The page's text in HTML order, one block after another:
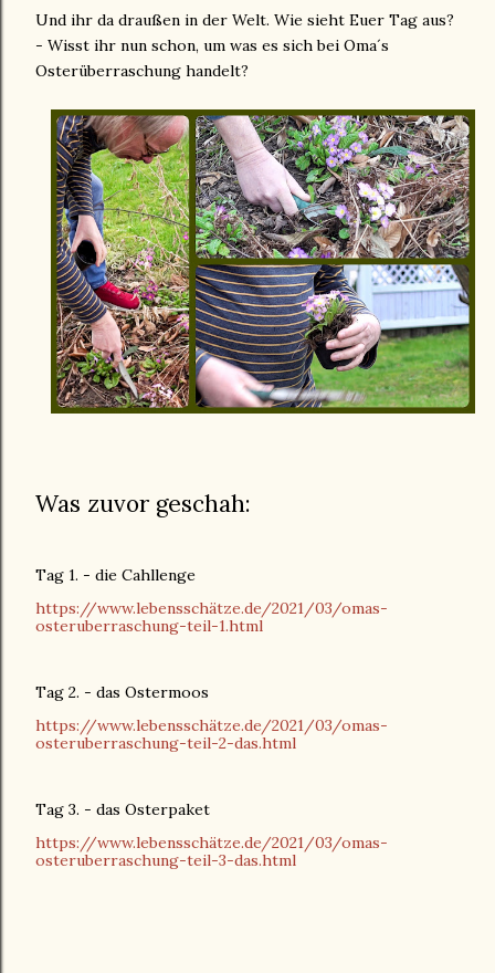
Und ihr da draußen in der Welt. Wie sieht Euer Tag aus?
- Wisst ihr nun schon, um was es sich bei Oma´s
Osterüberraschung handelt?
Was zuvor geschah:
Tag 1. - die Cahllenge
https://www.lebensschätze.de/2021/03/omas-
osteruberraschung-teil-1.html
Tag 2. - das Ostermoos
https://www.lebensschätze.de/2021/03/omas-
osteruberraschung-teil-2-das.html
Tag 3. - das Osterpaket
https://www.lebensschätze.de/2021/03/omas-
osteruberraschung-teil-3-das.html